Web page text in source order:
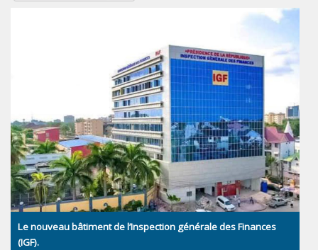
Le nouveau bâtiment de l’Inspection générale des Finances
(IGF).